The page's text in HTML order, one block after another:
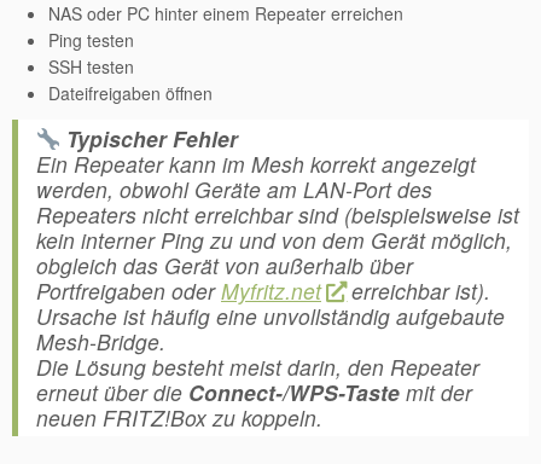
NAS oder PC hinter einem Repeater erreichen
Ping testen
SSH testen
Dateifreigaben öffnen
Typischer Fehler
Ein Repeater kann im Mesh korrekt angezeigt
werden, obwohl Geräte am LAN-Port des
Repeaters nicht erreichbar sind (beispielsweise ist
kein interner Ping zu und von dem Gerät möglich,
obgleich das Gerät von außerhalb über
Portfreigaben oderMyfritz.net
erreichbar ist).
Ursache ist häufig eine unvollständig aufgebaute
Mesh-Bridge.
Die Lösung besteht meist darin, den Repeater
erneut über die Connect-/WPS-Taste mit der
neuen FRITZ!Box zu koppeln.